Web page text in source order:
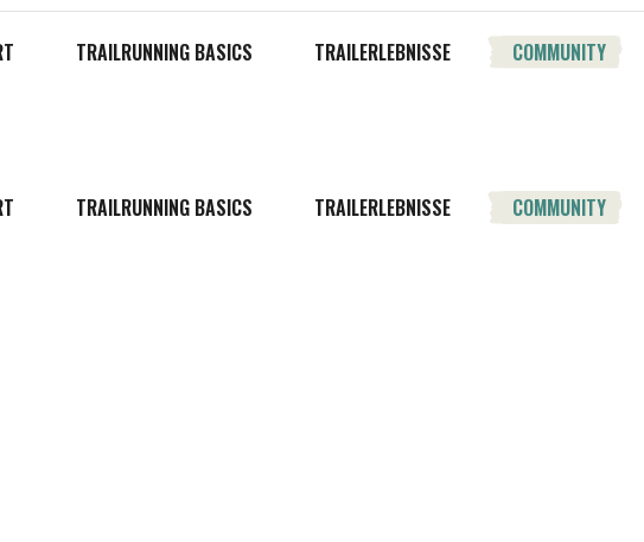
TRAILRUNNING BASICS TRAILERLEBNISSE COMMUNITY
TRAILRUNNING BASICS TRAILERLEBNISSE COMMUNITY